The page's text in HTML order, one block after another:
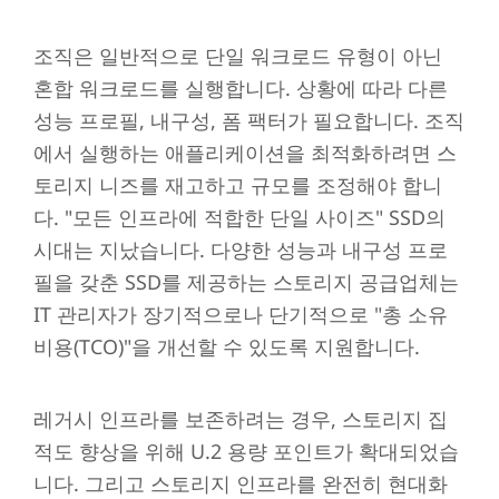
조직은 일반적으로 단일 워크로드 유형이 아닌
혼합 워크로드를 실행합니다. 상황에 따라 다른
성능 프로필, 내구성, 폼 팩터가 필요합니다. 조직
에서 실행하는 애플리케이션을 최적화하려면 스
토리지 니즈를 재고하고 규모를 조정해야 합니
다. "모든 인프라에 적합한 단일 사이즈" SSD의
시대는 지났습니다. 다양한 성능과 내구성 프로
필을 갖춘 SSD를 제공하는 스토리지 공급업체는
IT 관리자가 장기적으로나 단기적으로 "총 소유
비용(TCO)"을 개선할 수 있도록 지원합니다.
레거시 인프라를 보존하려는 경우, 스토리지 집
적도 향상을 위해 U.2 용량 포인트가 확대되었습
니다. 그리고 스토리지 인프라를 완전히 현대화